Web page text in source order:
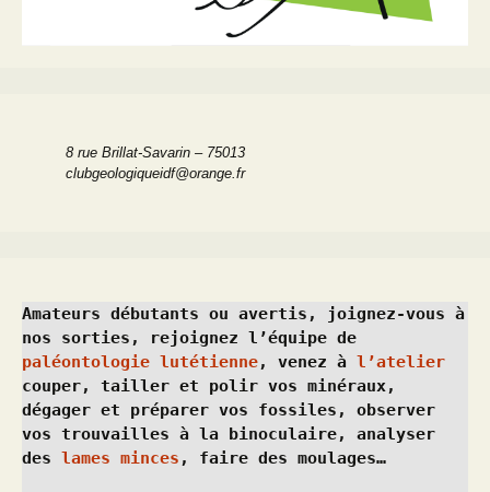
8 rue Brillat-Savarin – 75013
clubgeologiqueidf@orange.fr
Amateurs débutants ou avertis, joignez-vous à
paléontologie lutétienne, venez à l’atelier
couper, tailler et polir vos minéraux,
dégager et préparer vos fossiles, observer
vos trouvailles à la binoculaire, analyser
des lames minces , faire des moulages…